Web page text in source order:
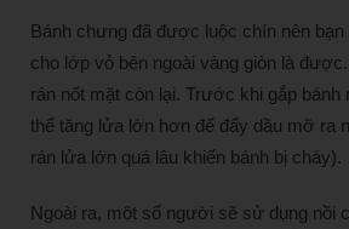
Bánh chưng đã được luộc chín nên
cho lớp vỏ bên ngoài vàng giòn là
rán nốt mặt còn lại. Trước khi gắp bánh
thể tăng lửa lớn hơn để đẩy dầu mỡ ra
rán lửa lớn quá lâu khiến bánh bị cháy).
Ngoài ra, một số người sẽ sử dụng nồi